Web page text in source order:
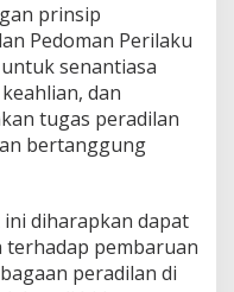
prinsip
Pedoman Perilaku
senantiasa
dan
tugas peradilan
bertanggung
ini diharapkan dapat
pembaruan
peradilan di